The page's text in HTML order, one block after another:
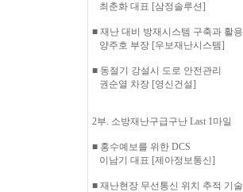
최춘화 대표 [삼정솔루션]
■ 재난 대비 방재시스템 구축과 활용
양주호 부장 [우보재난시스템]
■ 동절기 강설시 도로 안전관리
권순열 차장 [영신건설]
2부. 소방재난구급구난 Last 1마일
■ 홍수예보를 위한 DCS
이남기 대표 [제아정보통신]
■ 재난현장 무선통신 위치 추적 기술